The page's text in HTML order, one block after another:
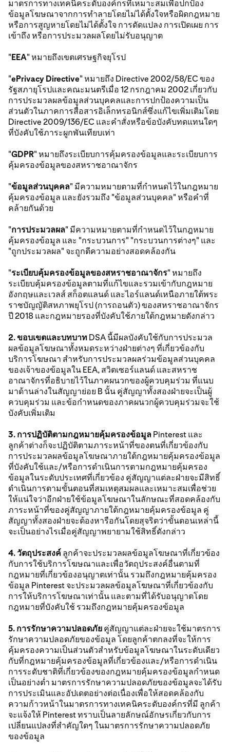
มาตรการทางเทคนิคระดับองค์กรที่เหมาะสมเพื่อปกป้อง
ข้อมูลโฆษณาจากการทำลายโดยไม่ได้ตั้งใจหรือผิดกฎหมาย
หรือการสูญหายโดยไม่ได้ตั้งใจ การดัดแปลง การเปิดเผย การ
เข้าถึง หรือการประมวลผลโดยไม่รับอนุญาต
"EEA" หมายถึงเขตเศรษฐกิจยุโรป
"ePrivacy Directive" หมายถึง Directive 2002/58/EC ของ
รัฐสภายุโรปและคณะมนตรีเมื่อ 12 กรกฎาคม 2002 เกี่ยวกับ
การประมวลผลข้อมูลส่วนบุคคลและการปกป้องความเป็น
ส่วนตัวในภาคการสื่อสารอิเล็กทรอนิกส์ซึ่งแก้ไขเพิ่มเติมโดย
Directive 2009/136/EC และคําสั่งหรือข้อบังคับทดแทนใดๆ
ที่บังคับใช้ภาระผูกพันเทียบเท่า
"GDPR" หมายถึงระเบียบการคุ้มครองข้อมูลและระเบียบการ
คุ้มครองข้อมูลของสหราชอาณาจักร
"ข้อมูลส่วนบุคคล" มีความหมายตามที่กำหนดไว้ในกฎหมาย
คุ้มครองข้อมูล และยังรวมถึง "ข้อมูลส่วนบุคคล" หรือคําที่
คล้ายกันด้วย
"การประมวลผล" มีความหมายตามที่กำหนดไว้ในกฎหมาย
คุ้มครองข้อมูล และ "กระบวนการ" "กระบวนการต่างๆ" และ
"ถูกประมวลผล" จะถูกตีความอย่างสอดคล้องกัน
"ระเบียบคุ้มครองข้อมูลของสหราชอาณาจักร" หมายถึง
ระเบียบคุ้มครองข้อมูลตามที่แก้ไขและรวมเข้ากับกฎหมาย
อังกฤษและเวลส์ สก็อตแลนด์ และไอร์แลนด์เหนือภายใต้พระ
ราชบัญญัติสหภาพยุโรป (การถอนตัว) ของสหราชอาณาจักร
ปี 2018 และกฎหมายรองที่บังคับใช้ภายใต้กฎหมายดังกล่าว
2. ขอบเขตและบทบาท DSA นี้มีผลบังคับใช้กับการประมวล
ผลข้อมูลโฆษณาทั้งหมดระหว่างฝ่ายต่างๆ ที่เกี่ยวข้องกับ
บริการโฆษณา สำหรับการประมวลผลร่วมข้อมูลส่วนบุคคล
ของเจ้าของข้อมูลใน EEA, สวิตเซอร์แลนด์ และสหราช
อาณาจักรที่อธิบายไว้ในภาคผนวกของผู้ควบคุมร่วม ที่แนบ
มาด้านล่างในสัญญาย่อย B นั้น คู่สัญญาทั้งสองฝ่ายจะเป็นผู้
ควบคุมร่วม และข้อกำหนดของภาคผนวกผู้ควบคุมร่วมจะใช้
บังคับเพิ่มเติม
3. การปฏิบัติตามกฎหมายคุ้มครองข้อมูล Pinterest และ
ลูกค้าต่างก็จะปฏิบัติตามภาระหน้าที่ของตนที่เกี่ยวข้องกับ
การประมวลผลข้อมูลโฆษณาภายใต้กฎหมายคุ้มครองข้อมูล
ที่บังคับใช้และ/หรือการดำเนินการตามกฎหมายคุ้มครอง
ข้อมูลในระดับประเทศที่เกี่ยวข้อง คู่สัญญาแต่ละฝ่ายจะมีสิทธิ์
ดำเนินการตามขั้นตอนที่สมเหตุสมผลและเหมาะสมเพื่อช่วย
ให้แน่ใจว่าอีกฝ่ายใช้ข้อมูลโฆษณาในลักษณะที่สอดคล้องกับ
ภาระหน้าที่ของคู่สัญญาภายใต้กฎหมายคุ้มครองข้อมูล คู่
สัญญาทั้งสองฝ่ายจะต้องหารือกันโดยสุจริตว่าขั้นตอนเหล่านี้
จะเป็นอย่างไรเมื่อคู่สัญญาพยายามใช้สิทธิ์ดังกล่าว
4. วัตถุประสงค์ ลูกค้าจะประมวลผลข้อมูลโฆษณาที่เกี่ยวข้อง
กับการใช้บริการโฆษณาและเพื่อวัตถุประสงค์อื่นตามที่
กฎหมายที่เกี่ยวข้องอนุญาตเท่านั้น รวมถึงกฎหมายคุ้มครอง
ข้อมูล Pinterest จะประมวลผลข้อมูลโฆษณาที่เกี่ยวข้องกับ
การให้บริการโฆษณาเท่านั้น และตามที่ได้รับอนุญาตโดย
กฎหมายที่บังคับใช้ รวมถึงกฎหมายคุ้มครองข้อมูล
5. การรักษาความปลอดภัย คู่สัญญาแต่ละฝ่ายจะใช้มาตรการ
รักษาความปลอดภัยของข้อมูล โดยลูกค้าตกลงที่จะให้การ
คุ้มครองความเป็นส่วนตัวสำหรับข้อมูลโฆษณาในระดับเดียว
กับที่กฎหมายคุ้มครองข้อมูลที่เกี่ยวข้องและ/หรือการดำเนิน
การระดับชาติที่เกี่ยวข้องของกฎหมายคุ้มครองข้อมูลกำหนด
เป็นอย่างต่ำ มาตรการรักษาความปลอดภัยของข้อมูลจะได้รับ
การประเมินและอัปเดตอย่างต่อเนื่องเพื่อให้สอดคล้องกับ
ความก้าวหน้าในมาตรการทางเทคนิคระดับองค์กรที่มี ลูกค้า
จะแจ้งให้ Pinterest ทราบเป็นลายลักษณ์อักษรเกี่ยวกับการ
เปลี่ยนแปลงที่สำคัญใดๆ ในมาตรการรักษาความปลอดภัย
ของข้อมูล